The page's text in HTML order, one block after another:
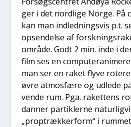
ger i det nord­li­ge Nor­ge. På
kan man ind­led­nings­vis p.t.
opsen­del­se af
områ­de. Godt 2 min. inde i
film ses en
man ser en raket fly­ve
øvre atmos­fæ­re og udle­de
ven­de rum. Pga. raket­tens
dan­ner par­tik­ler­ne
„pro­p­træk­ker­form“ i